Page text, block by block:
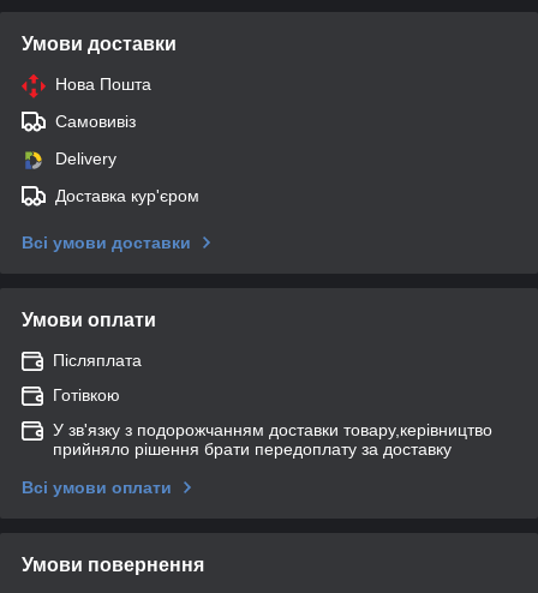
Умови доставки
Нова Пошта
Самовивіз
Delivery
Доставка кур'єром
Всі умови доставки
Умови оплати
Післяплата
Готівкою
У зв'язку з подорожчанням доставки товару,керівництво
прийняло рішення брати передоплату за доставку
Всі умови оплати
Умови повернення